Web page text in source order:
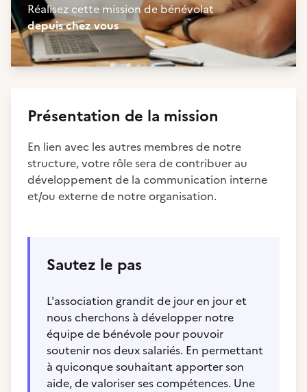
Réalisez cette mission de bénévolat
depuis chez vous
Présentation de la mission
En lien avec les autres membres de notre
structure, votre rôle sera de contribuer au
développement de la communication interne
et/ou externe de notre organisation.
Sautez le pas
L'association grandit de jour en jour et
nous cherchons à développer notre
équipe de bénévole pour pouvoir
soutenir nos deux salariés. En permettant
à quiconque souhaitant apporter son
aide, de valoriser ses compétences. Une